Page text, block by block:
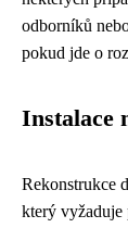
odborníků
pokud jde o
Instalace
Rekonstrukce
který vyžaduje